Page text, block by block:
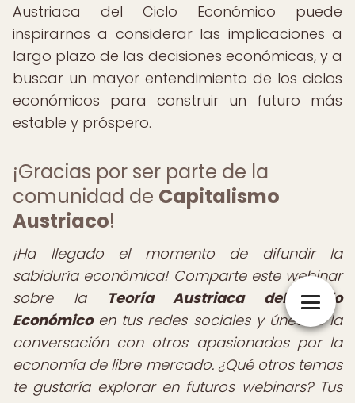
Austriaca del Ciclo Económico puede
inspirarnos a considerar las implicaciones a
largo plazo de las decisiones económicas, y a
buscar un mayor entendimiento de los ciclos
económicos para construir un futuro más
estable y próspero.
¡Gracias por ser parte de la
comunidad de Capitalismo
Austriaco!
¡Ha llegado el momento de difundir la
sabiduría económica! Comparte este webinar
sobre la
Teoría Austriaca del Ciclo
Económicoen tus redes sociales y únete a la
conversación con otros apasionados por la
economía de libre mercado. ¿Qué otros temas
te gustaría explorar en futuros webinars? Tus